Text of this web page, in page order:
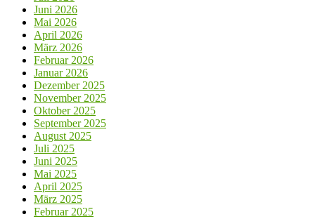
Juni 2026
Mai 2026
April 2026
März 2026
Februar 2026
Januar 2026
Dezember 2025
November 2025
Oktober 2025
September 2025
August 2025
Juli 2025
Juni 2025
Mai 2025
April 2025
März 2025
Februar 2025